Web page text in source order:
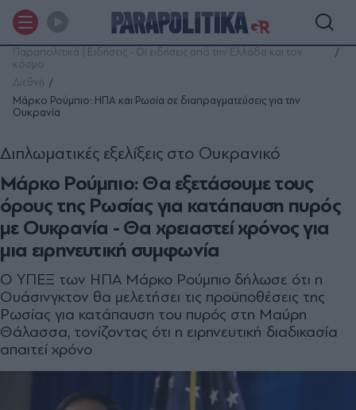
Παραπολιτικά | Ειδήσεις - Οι ειδήσεις από την Ελλάδα και τον
κόσμο
Διεθνή
Μάρκο Ρούμπιο: ΗΠΑ και Ρωσία σε διαπραγματεύσεις για την
Ουκρανία
Μάρκο Ρούμπιο: Θα εξετάσουμε τους
όρους της Ρωσίας για κατάπαυση πυρός
με Ουκρανία - Θα χρειαστεί χρόνος για
μια ειρηνευτική συμφωνία
Διπλωματικές εξελίξεις στο Ουκρανικό
Ο ΥΠΕΞ των ΗΠΑ Μάρκο Ρούμπιο δήλωσε ότι η
Ουάσινγκτον θα μελετήσει τις προϋποθέσεις της
Ρωσίας για κατάπαυση του πυρός στη Μαύρη
Θάλασσα, τονίζοντας ότι η ειρηνευτική διαδικασία
απαιτεί χρόνο